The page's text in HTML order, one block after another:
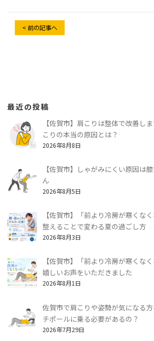
< 前の記事へ
最近の投稿
【佐賀市】肩こりは整体で改善し
こりの本当の原因とは？
2026年8月8日
【佐賀市】しゃがみにくい原因は
ん
2026年8月5日
【佐賀市】「前より冷房が寒くな
整えることで変わる夏の過ごし方
2026年8月3日
【佐賀市】「前より冷房が寒くな
嬉しいお声をいただきました
2026年8月1日
佐賀市で肩こりや姿勢が気になる
チポールに乗る必要があるの？
2026年7月29日